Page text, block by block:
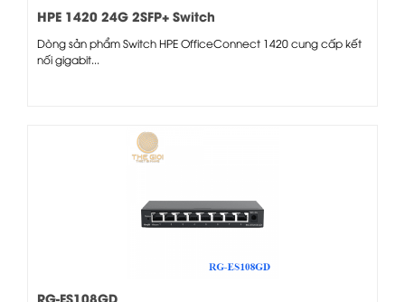
HPE 1420 24G 2SFP+ Switch
Dòng sản phẩm Switch HPE OfficeConnect 1420 cung cấp kết
nối gigabit...